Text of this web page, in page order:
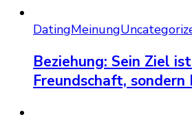
DatingMeinung
Beziehung: Sein Ziel
Freundschaft, sondern